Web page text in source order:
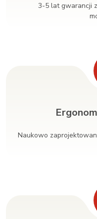
3-5 lat gwarancji
Naukowo